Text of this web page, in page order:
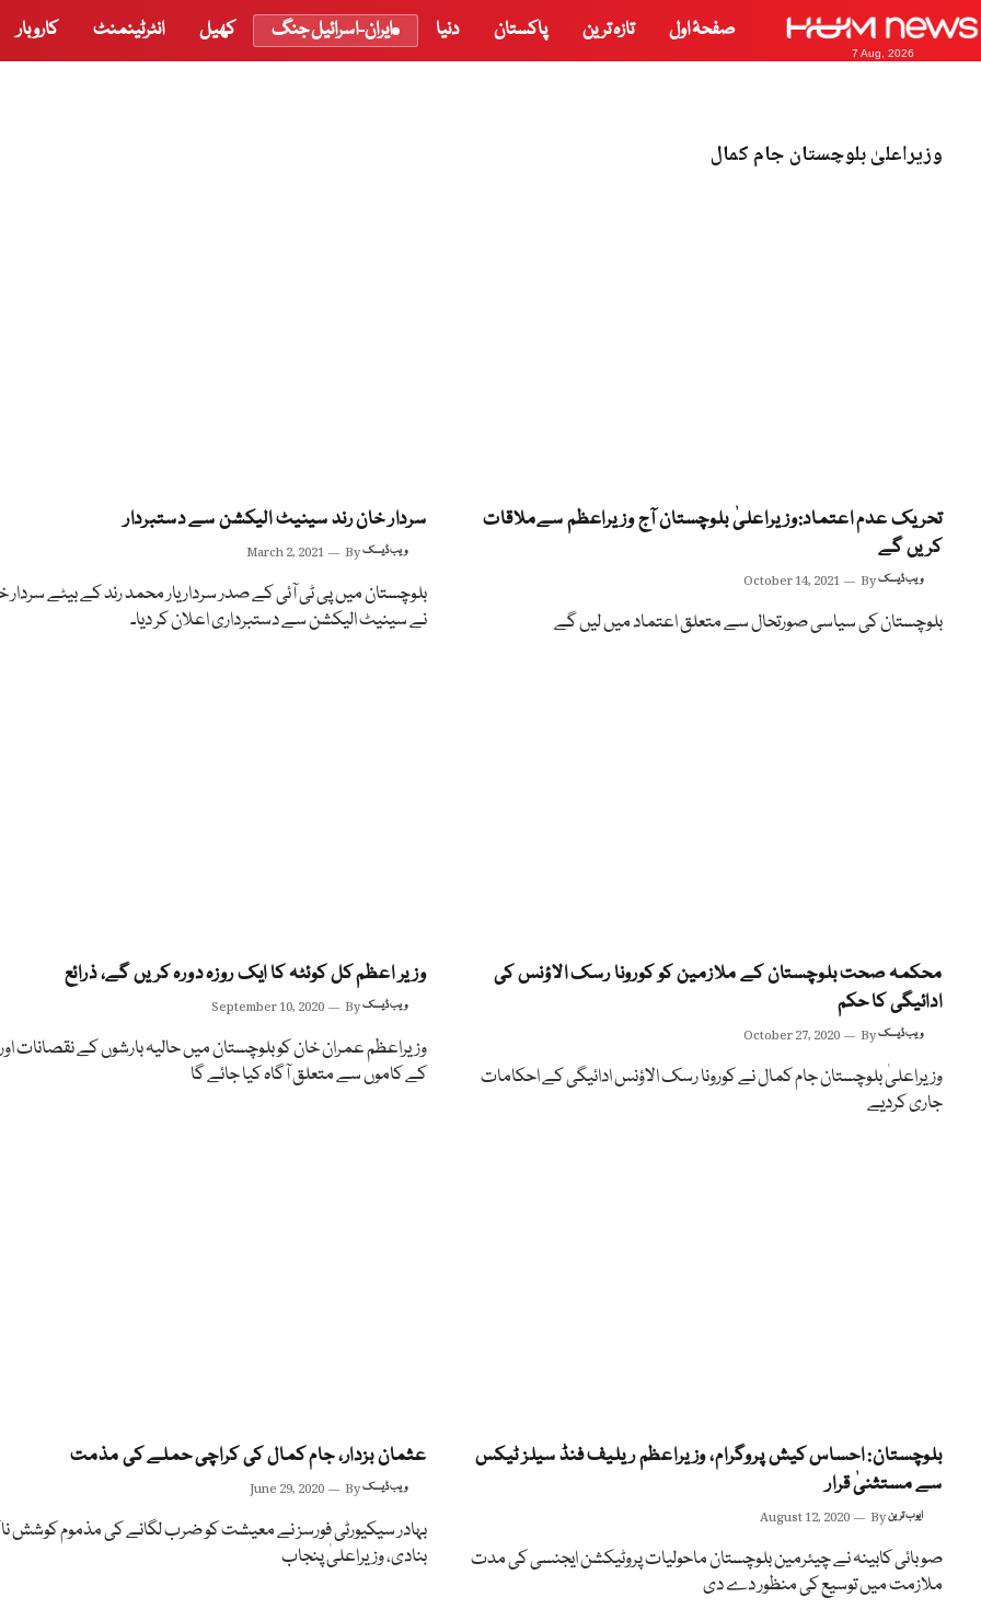
7 Aug, 2026
صفحۂ اول تازہ ترین پاکستان دنیا ایران-اسرائیل جنگ کھیل انٹرٹینمنٹ کاروبار
وزیراعلیٰ بلوچستان جام کمال
تحریک عدم اعتماد:وزیراعلیٰ بلوچستان آج وزیراعظم سےملاقات
کریں گے
October 14, 2021 Byویب ڈیسک
بلوچستان کی سیاسی صورتحال سے متعلق اعتماد میں لیں گے
سردار خان رند سینیٹ الیکشن سے دستبردار
March 2, 2021 Byویب ڈیسک
بلوچستان میں پی ٹی آئی کے صدر سردار یار محمد رند کے بیٹے سردار
نے سینیٹ الیکشن سے دستبرداری اعلان کر دیا۔
محکمہ صحت بلوچستان کے ملازمین کو کورونا رسک الاؤنس کی
ادائیگی کا حکم
October 27, 2020 Byویب ڈیسک
وزیراعلیٰ بلوچستان جام کمال نے کورونا رسک الاؤنس ادائیگی کے احکامات
جاری کردیے
وزیر اعظم کل کوئٹہ کا ایک روزہ دورہ کریں گے، ذرائع
September 10, 2020 Byویب ڈیسک
وزیراعظم عمران خان کو بلوچستان میں حالیہ بارشوں کے نقصانات
کے کاموں سے متعلق آگاہ کیا جائے گا
بلوچستان: احساس کیش پروگرام، وزیراعظم ریلیف فنڈ سیلز ٹیکس
سے مستثنیٰ قرار
August 12, 2020 Byایوب ترین
صوبائی کابینہ نے چیئرمین بلوچستان ماحولیات پروٹیکشن ایجنسی کی مدت
ملازمت میں توسیع کی منظور دے دی
عثمان بزدار، جام کمال کی کراچی حملے کی مذمت
June 29, 2020 Byویب ڈیسک
بہادر سیکیورٹی فورسز نے معیشت کو ضرب لگانے کی مذموم کوشش
بنادی، وزیراعلیٰ پنجاب